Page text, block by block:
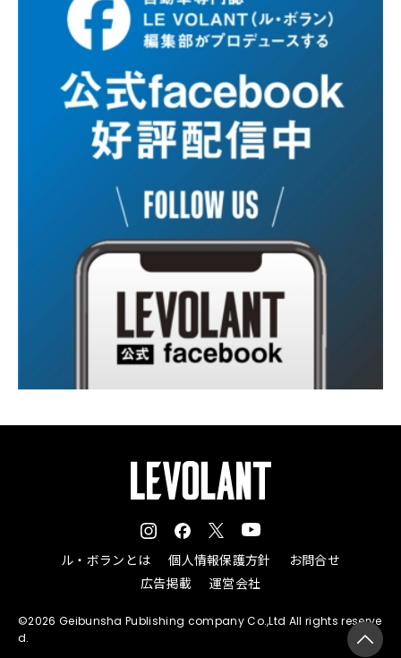
ル・ボランとは 個人情報保護方針
お問合せ
広告掲載
運営会社
©2026 Geibunsha Publishing company Co.,Ltd All rights reserve
d.